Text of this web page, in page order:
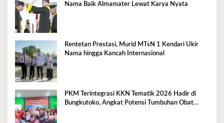
Nama Baik Almamater Lewat Karya Nyata
Rentetan Prestasi, Murid MTsN 1 Kendari Ukir
Nama hingga Kancah Internasional
PKM Terintegrasi KKN Tematik 2026 Hadir di
Bungkutoko, Angkat Potensi Tumbuhan Obat